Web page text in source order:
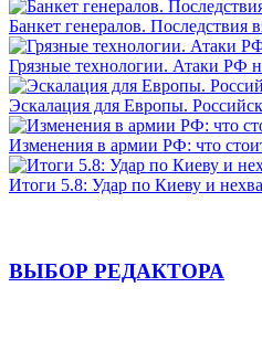
Банкет генералов. Последствия
Грязные технологии. Атаки РФ
Эскалация для Европы.
Изменения в армии РФ: что
Итоги 5.8: Удар по Киеву и
ВЫБОР РЕДАКТОРА